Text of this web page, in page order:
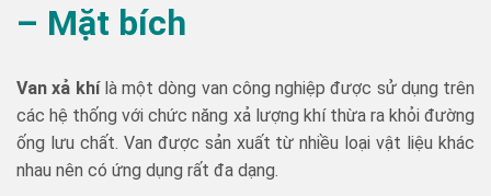
– Mặt bích
Van xả khílà một dòng van công nghiệp được sử dụng trên
các hệ thống với chức năng xả lượng khí thừa ra khỏi đường
ống lưu chất. Van được sản xuất từ nhiều loại vật liệu khác
nhau nên có ứng dụng rất đa dạng.